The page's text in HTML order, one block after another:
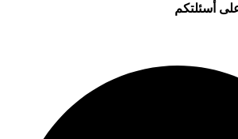
أسئلتكم